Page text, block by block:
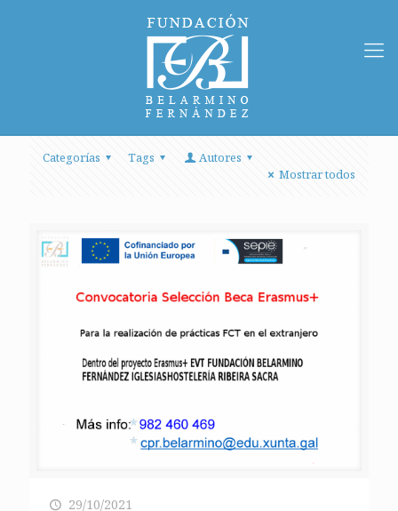
Categorías Tags
Autores
Mostrar todos
29/10/2021